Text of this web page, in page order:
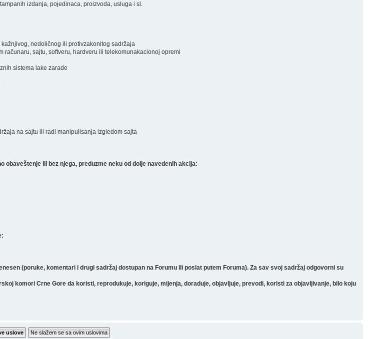
izdanja, pojedinaca, proizvoda, usluga i sl.
nedoličnog ili protivzakonitog sadržaja
računaru, sajtu, softveru, hardveru ili telekomunakacionoj opremi
sistema lake zarade
na sajtu ili radi manipulisanja izgledom sajta
obaveštenje ili bez njega, preduzme neku od dolje navedenih akcija:
(poruke, komentari i drugi sadržaj dostupan na Forumu ili poslat putem Foruma). Za sav svoj sadržaj odgovorni su
komori Crne Gore da koristi, reprodukuje, koriguje, mijenja, doraduje, objavljuje, prevodi, koristi za objavljivanje, bilo koju